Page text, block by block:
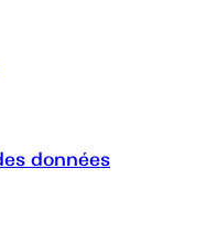
données